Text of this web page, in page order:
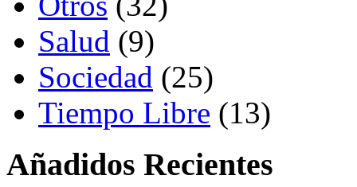
Salud (9)
Sociedad (25)
Tiempo Libre (13)
Añadidos Recientes